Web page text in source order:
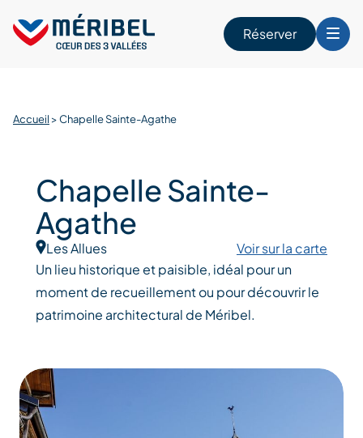
content
Réserver
Accueil >Chapelle Sainte-Agathe
Chapelle Sainte-
Agathe
Les Allues
Voir sur la carte
Un lieu historique et paisible, idéal pour un
moment de recueillement ou pour découvrir le
patrimoine architectural de Méribel.